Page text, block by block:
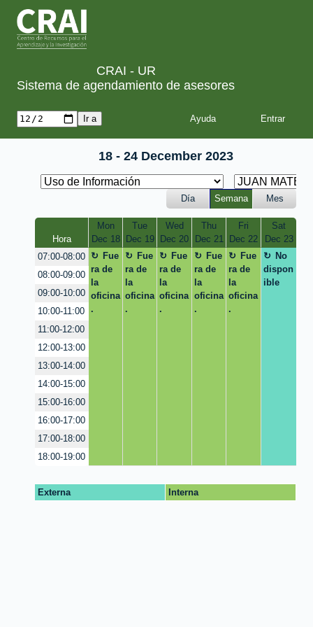
CRAI - UR
Sistema de agendamiento de asesores
Ayuda
18 - 24 December 2023
Día Semana Mes
Hora
Mon
Dec 18
Tue
Dec 19
Wed
Dec 20
Thu
Dec 21
Fri
Dec 22
Sat
Dec 23
07:00-08:00
Fue
ra de
la
oficina
.
Fue
ra de
la
oficina
.
Fue
ra de
la
oficina
.
Fue
ra de
la
oficina
.
Fue
ra de
la
oficina
.
No
dispon
ible
08:00-09:00
09:00-10:00
10:00-11:00
11:00-12:00
12:00-13:00
13:00-14:00
14:00-15:00
15:00-16:00
16:00-17:00
17:00-18:00
18:00-19:00
Externa Interna